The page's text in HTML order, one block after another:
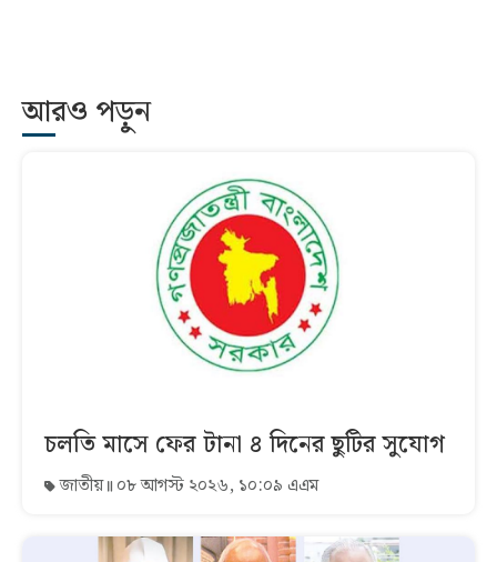
আরও পড়ুন
চলতি মাসে ফের টানা ৪ দিনের ছুটির সুযোগ
জাতীয় ০৮ আগস্ট ২০২৬, ১০:০৯ এএম